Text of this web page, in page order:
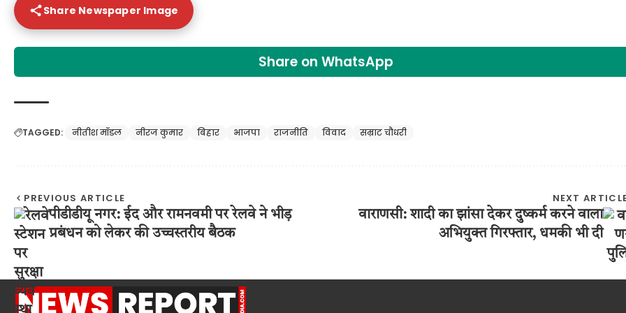
Share Newspaper Image
Share on WhatsApp
TAGGED: नीतीश मॉडल नीरज कुमार बिहार भाजपा राजनीति विवाद सम्राट चौधरी
PREVIOUS ARTICLE
पीडीडीयू नगर: ईद और रामनवमी पर रेलवे ने भीड़
प्रबंधन को लेकर की उच्चस्तरीय बैठक
NEXT
वाराणसी: शादी का झांसा देकर दुष्कर्म करने वाला
अभियुक्त गिरफ्तार, धमकी भी दी